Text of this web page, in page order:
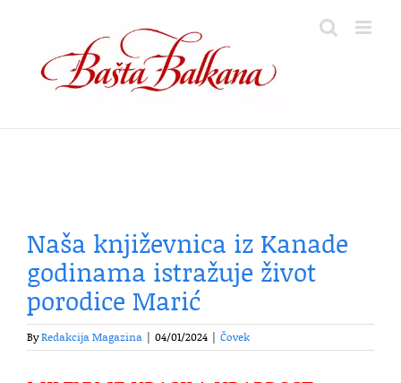
content
Naša književnica iz Kanade
godinama istražuje život
porodice Marić
ByRedakcija Magazina 04/01/2024 Čovek